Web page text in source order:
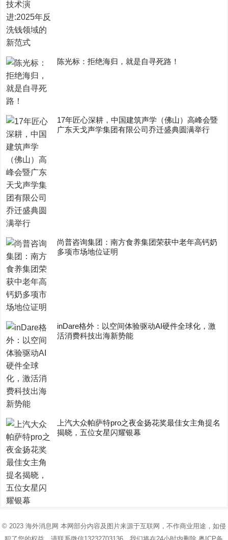
陈光标：拒绝海归，就是自寻死路！
17年匠心深耕，中国建筑声学（佛山）高峰会暨
广东天戈声学集团有限公司乔迁盛典圆满举行
尚普咨询集团：南方食养集团荣获中老年高钙奶
多项市场地位证明
inDare格外：以空间体验驱动AI硬件全球化，激
活消费科技出海新势能
上汽大众帕萨特pro之夜金扬花奖最佳女主角提名
揭晓，五位女星闪耀银幕
© 2023 海外消息网 本网部分内容及图片来源于互联网，不作商业用途，如侵